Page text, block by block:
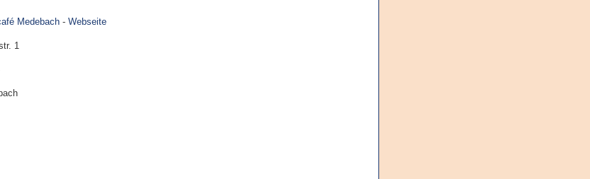
Medebach - Webseite
1